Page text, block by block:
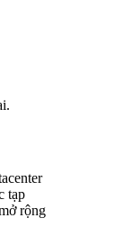
tạp
rộng